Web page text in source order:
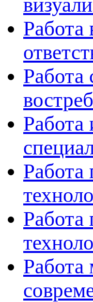
Работа
Работа
Работа
Работа